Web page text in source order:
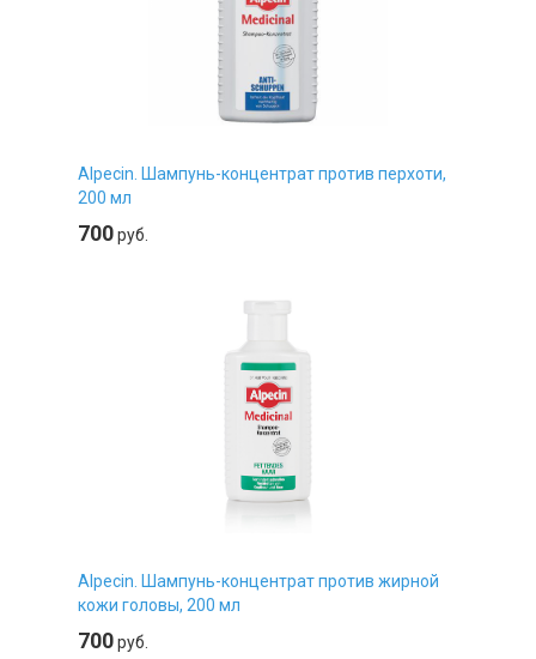
Alpecin. Шампунь-концентрат против перхоти,
200 мл
700руб.
Alpecin. Шампунь-концентрат против жирной
кожи головы, 200 мл
700руб.